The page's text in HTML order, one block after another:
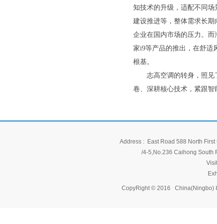
知技术的升级，适配不同
建设推进等，整体需求长
企业在国内市场的压力。
家i9等产品的推出，在舒适
根基。
志高空调的转身，照见了
卷、深耕核心技术，紧跟
Address : East Road 588 North
/4-5,No.236 Caihong South
CopyRight © 2016 China(Ningbo)